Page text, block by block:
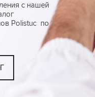
с нашей
Polistuc по